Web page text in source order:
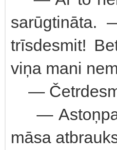
sarūgtināta.
trīsdesmit!
viņa mani
—
—
māsa